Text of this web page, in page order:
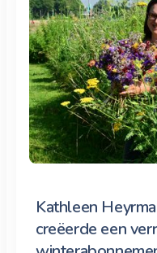
Kathleen
creëerde een